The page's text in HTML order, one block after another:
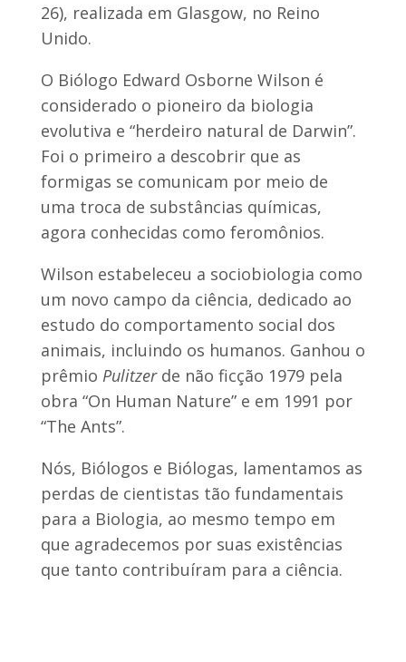
26), realizada em Glasgow, no Reino
Unido.
O Biólogo Edward Osborne Wilson é
considerado o pioneiro da biologia
evolutiva e “herdeiro natural de Darwin”.
Foi o primeiro a descobrir que as
formigas se comunicam por meio de
uma troca de substâncias químicas,
agora conhecidas como feromônios.
Wilson estabeleceu a sociobiologia como
um novo campo da ciência, dedicado ao
estudo do comportamento social dos
animais, incluindo os humanos. Ganhou o
prêmio Pulitzerde não ficção 1979 pela
obra “On Human Nature” e em 1991 por
“The Ants”.
Nós, Biólogos e Biólogas, lamentamos as
perdas de cientistas tão fundamentais
para a Biologia, ao mesmo tempo em
que agradecemos por suas existências
que tanto contribuíram para a ciência.